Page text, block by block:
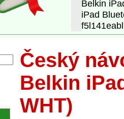
Belkin
iPad
Český
Belkin
WHT)